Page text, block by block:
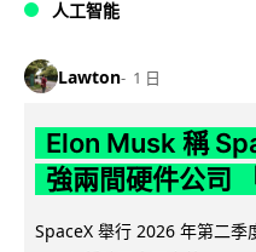
人工智能
Lawton 1 日
Elon Musk 稱
強兩間硬件公司
SpaceX 舉行 2026 年第二